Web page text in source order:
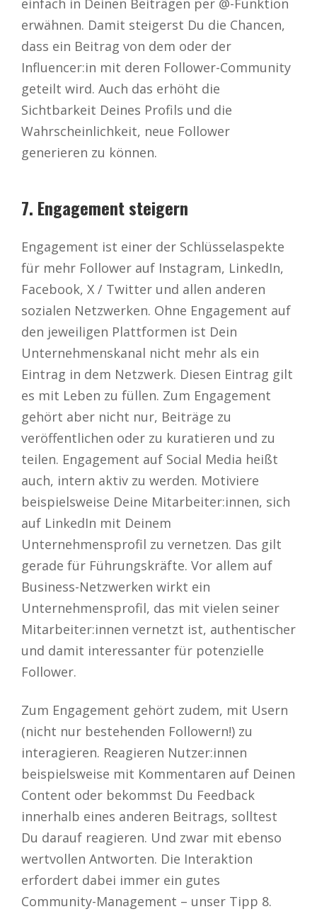
erwähnen. Damit steigerst Du die Chancen,
dass ein Beitrag von dem oder der
Influencer:in mit deren Follower-Community
geteilt wird. Auch das erhöht die
Sichtbarkeit Deines Profils und die
Wahrscheinlichkeit, neue Follower
generieren zu können.
7. Engagement steigern
Engagement ist einer der Schlüsselaspekte
für mehr Follower auf Instagram, LinkedIn,
Facebook, X / Twitter und allen anderen
sozialen Netzwerken. Ohne Engagement auf
den jeweiligen Plattformen ist Dein
Unternehmenskanal nicht mehr als ein
Eintrag in dem Netzwerk. Diesen Eintrag gilt
es mit Leben zu füllen. Zum Engagement
gehört aber nicht nur, Beiträge zu
veröffentlichen oder zu kuratieren und zu
teilen. Engagement auf Social Media heißt
auch, intern aktiv zu werden. Motiviere
beispielsweise Deine Mitarbeiter:innen, sich
auf LinkedIn mit Deinem
Unternehmensprofil zu vernetzen. Das gilt
gerade für Führungskräfte. Vor allem auf
Business-Netzwerken wirkt ein
Unternehmensprofil, das mit vielen seiner
Mitarbeiter:innen vernetzt ist, authentischer
und damit interessanter für potenzielle
Follower.
Zum Engagement gehört zudem, mit Usern
(nicht nur bestehenden Followern!) zu
interagieren. Reagieren Nutzer:innen
beispielsweise mit Kommentaren auf Deinen
Content oder bekommst Du Feedback
innerhalb eines anderen Beitrags, solltest
Du darauf reagieren. Und zwar mit ebenso
wertvollen Antworten. Die Interaktion
erfordert dabei immer ein gutes
Community-Management – unser Tipp 8.